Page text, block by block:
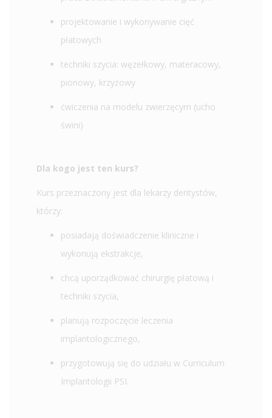
projektowanie i wykonywanie cięć
płatowych
techniki szycia: węzełkowy, materacowy,
pionowy, krzyżowy
ćwiczenia na modelu zwierzęcym (ucho
świni)
Dla kogo jest ten kurs?
Kurs przeznaczony jest dla lekarzy dentystów,
którzy:
posiadają doświadczenie kliniczne i
wykonują ekstrakcje,
chcą uporządkować chirurgię płatową i
techniki szycia,
planują rozpoczęcie leczenia
implantologicznego,
przygotowują się do udziału w Curriculum
Implantologii PSI.